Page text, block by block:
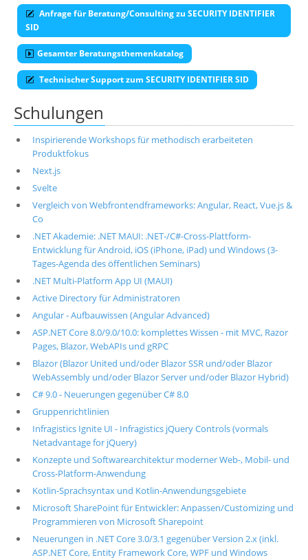
Anfrage für Beratung/Consulting zu SECURITY IDENTIFIER
SID
Gesamter Beratungsthemenkatalog
Technischer Support zum SECURITY IDENTIFIER SID
Schulungen
Inspirierende Workshops für methodisch erarbeiteten
Produktfokus
Next.js
Svelte
Vergleich von Webfrontendframeworks: Angular, React, Vue.js &
Co
.NET Akademie: .NET MAUI: .NET-/C#-Cross-Plattform-
Entwicklung für Android, iOS (iPhone, iPad) und Windows (3-
Tages-Agenda des öffentlichen Seminars)
.NET Multi-Platform App UI (MAUI)
Active Directory für Administratoren
Angular - Aufbauwissen (Angular Advanced)
ASP.NET Core 8.0/9.0/10.0: komplettes Wissen - mit MVC, Razor
Pages, Blazor, WebAPIs und gRPC
Blazor (Blazor United und/oder Blazor SSR und/oder Blazor
WebAssembly und/oder Blazor Server und/oder Blazor Hybrid)
C# 9.0 - Neuerungen gegenüber C# 8.0
Gruppenrichtlinien
Infragistics Ignite UI - Infragistics jQuery Controls (vormals
Netadvantage for jQuery)
Konzepte und Softwarearchitektur moderner Web-, Mobil- und
Cross-Platform-Anwendung
Kotlin-Sprachsyntax und Kotlin-Anwendungsgebiete
Microsoft SharePoint für Entwickler: Anpassen/Customizing und
Programmieren von Microsoft Sharepoint
Neuerungen in .NET Core 3.0/3.1 gegenüber Version 2.x (inkl.
ASP.NET Core, Entity Framework Core, WPF und Windows